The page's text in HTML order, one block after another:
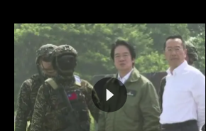
INFO AZIENDE
ABBONATI
ANNUNCI
NECROLOGI
PUBBLICITÀ